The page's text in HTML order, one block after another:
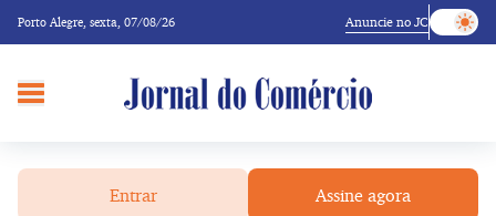
Porto Alegre, sexta, 07/08/26 Anuncie no JC
Entrar Assine agora